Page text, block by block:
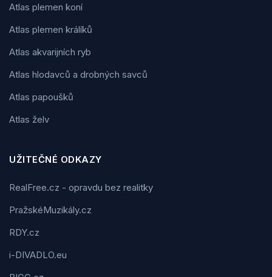
Atlas plemen koní
Atlas plemen králíků
Atlas akvarijních ryb
Atlas hlodavců a drobných savců
Atlas papoušků
Atlas želv
UŽITEČNÉ ODKAZY
RealFree.cz - opravdu bez realitky
PražskéMuzikály.cz
RDY.cz
i-DIVADLO.eu